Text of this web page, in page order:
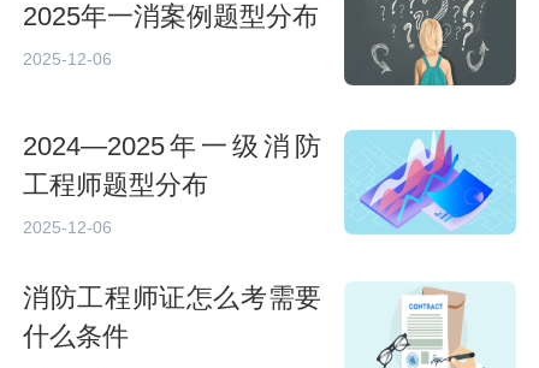
2025年一消案例题型分布
2025-12-06
2024—2025年一级消防
工程师题型分布
2025-12-06
消防工程师证怎么考需要
什么条件